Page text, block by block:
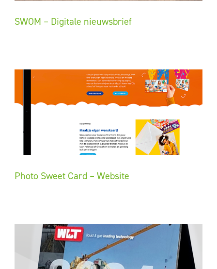
SWOM – Digitale nieuwsbrief
Photo Sweet Card – Website